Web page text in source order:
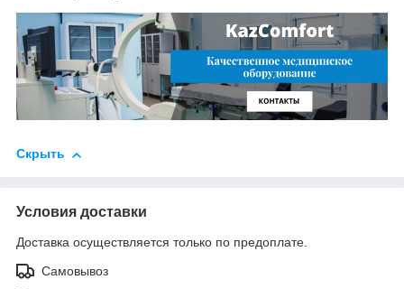
Скрыть
Условия доставки
Доставка осуществляется только по предоплате.
Самовывоз